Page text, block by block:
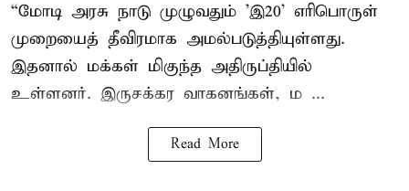
“மோடி அரசு நாடு முழுவதும் 'இ20’ எரிபொருள்
முறையைத் தீவிரமாக அமல்படுத்தியுள்ளது.
இதனால் மக்கள் மிகுந்த அதிருப்தியில்
உள்ளனர். இருசக்கர வாகனங்கள், ம ...
Read More